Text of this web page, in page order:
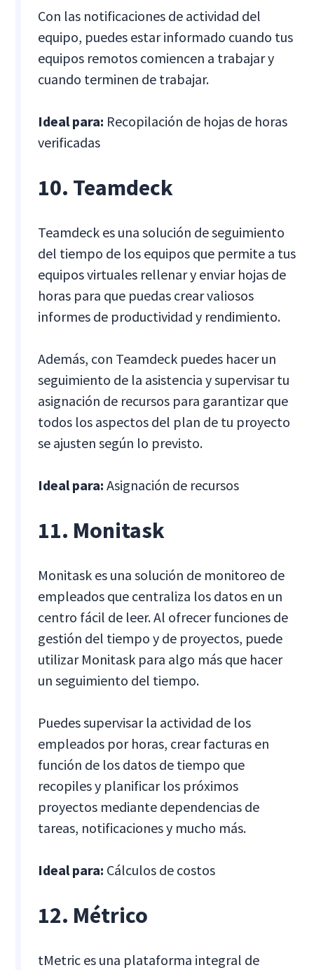
Con las notificaciones de actividad del
equipo, puedes estar informado cuando tus
equipos remotos comiencen a trabajar y
cuando terminen de trabajar.
Ideal para: Recopilación de hojas de horas
verificadas
10. Teamdeck
Teamdeck es una solución de seguimiento
del tiempo de los equipos que permite a tus
equipos virtuales rellenar y enviar hojas de
horas para que puedas crear valiosos
informes de productividad y rendimiento.
Además, con Teamdeck puedes hacer un
seguimiento de la asistencia y supervisar tu
asignación de recursos para garantizar que
todos los aspectos del plan de tu proyecto
se ajusten según lo previsto.
Ideal para:Asignación de recursos
11. Monitask
Monitask es una solución de monitoreo de
empleados que centraliza los datos en un
centro fácil de leer. Al ofrecer funciones de
gestión del tiempo y de proyectos, puede
utilizar Monitask para algo más que hacer
un seguimiento del tiempo.
Puedes supervisar la actividad de los
empleados por horas, crear facturas en
función de los datos de tiempo que
recopiles y planificar los próximos
proyectos mediante dependencias de
tareas, notificaciones y mucho más.
Ideal para: Cálculos de costos
12. Métrico
tMetric es una plataforma integral de